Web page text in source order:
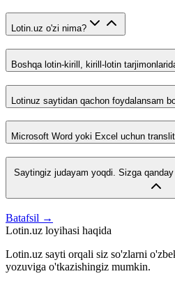
Lotin.uz o'zi nima?
Boshqa lotin-kirill, kirill-lotin
Lotinuz saytidan qachon foydalansam
Microsoft Word yoki Excel uchun
Saytingiz judayam yoqdi. Sizga
Batafsil →
Lotin.uz loyihasi haqida
Lotin.uz sayti orqali siz so'zlarni
yozuviga o'tkazishingiz mumkin.